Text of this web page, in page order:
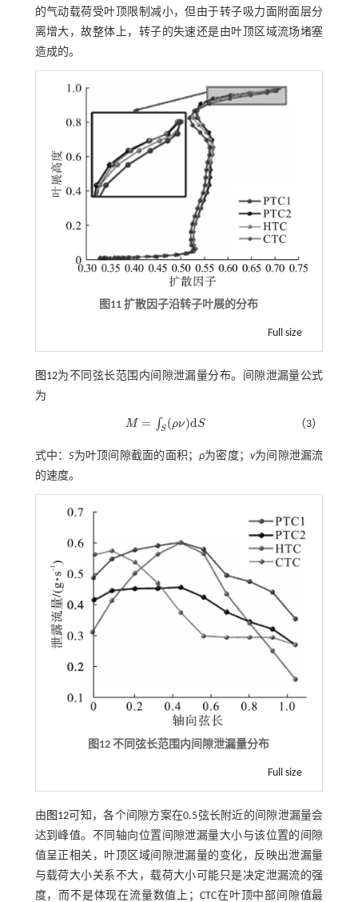
的气动载荷受叶顶限制减小，但由于转子吸力面附面层分
离增大，故整体上，转子的失速还是由叶顶区域流场堵塞
造成的。
图11 扩散因子沿转子叶展的分布
Full size
图12为不同弦长范围内间隙泄漏量分布。间隙泄漏量公式
为
M = ∫S (ρν)dS
M= ∫S( ρν)dS （3）
式中：S为叶顶间隙截面的面积； ρ为密度； v为间隙泄漏流
的速度。
图12 不同弦长范围内间隙泄漏量分布
Full size
由 图12可知，各个间隙方案在0.5弦长附近的间隙泄漏量会
达到峰值。不同轴向位置间隙泄漏量大小与该位置的间隙
值呈正相关，叶顶区域间隙泄漏量的变化，反映出泄漏量
与载荷大小关系不大，载荷大小可能只是决定泄漏流的强
度，而不是体现在流量数值上；CTC在叶顶中部间隙值最